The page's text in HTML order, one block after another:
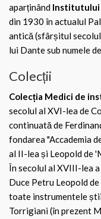
aparținând Institutului
din 1930 în actualul
antică (sfârșitul
lui Dante sub numele
Colecții
Colecția Medici de
secolul al XVI-lea de
continuată de
fondarea "Accademia
al II-lea și Leopold de
În secolul al XVIII-lea
Duce Petru Leopold
toate instrumentele
Torrigiani (în prezent